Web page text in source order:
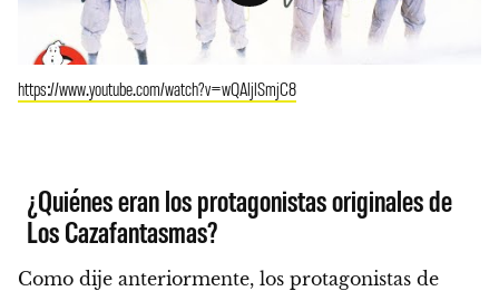
https://www.youtube.com/watch?v=wQAljlSmjC8
¿Quiénes eran los protagonistas originales de
Los Cazafantasmas?
Como dije anteriormente, los protagonistas de